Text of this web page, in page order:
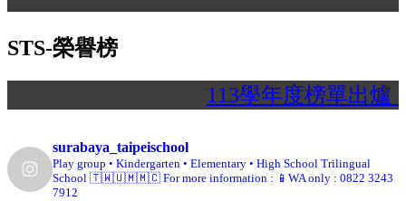
STS-榮譽榜
113學年度榜單出爐
surabaya_taipeischool
Play group • Kindergarten • Elementary • High School Trilingual
School 🇹🇼🇺🇲🇲🇨 For more information : 📱WA only : 0822 3243
7912